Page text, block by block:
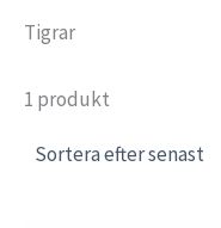
Tigrar
1 produkt